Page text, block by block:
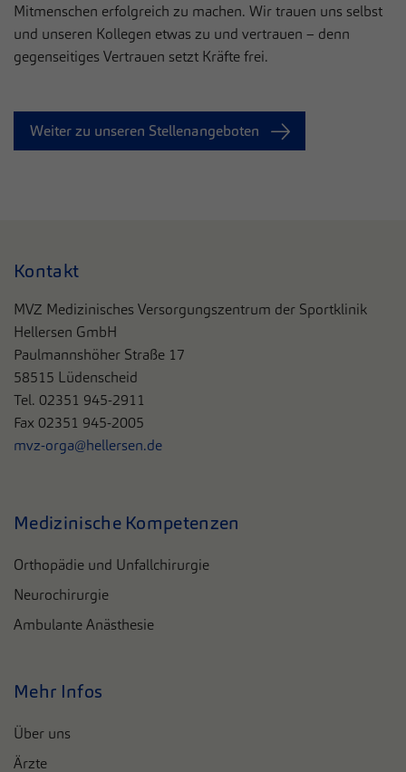
Mitmenschen erfolgreich zu machen. Wir trauen uns selbst
und unseren Kollegen etwas zu und vertrauen – denn
gegenseitiges Vertrauen setzt Kräfte frei.
Weiter zu unseren Stellenangeboten
Kontakt
MVZ Medizinisches Versorgungszentrum der Sportklinik
Hellersen GmbH
Paulmannshöher Straße 17
58515 Lüdenscheid
Tel. 02351 945-2911
Fax 02351 945-2005
mvz-orga@hellersen.de
Medizinische Kompetenzen
Orthopädie und Unfallchirurgie
Neurochirurgie
Ambulante Anästhesie
Mehr Infos
Über uns
Ärzte